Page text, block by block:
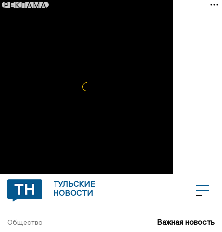
РЕКЛАМА
ТУЛЬСКИЕ
НОВОСТИ
Общество Важная новость